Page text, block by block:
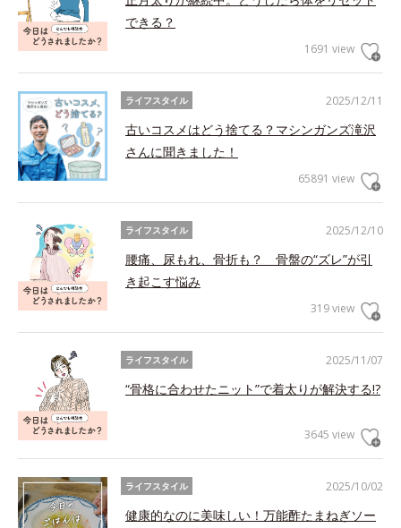
できる？
1691 view
2025/12/11
ライフスタイル
古いコスメはどう捨てる？マシンガンズ滝沢
さんに聞きました！
65891 view
2025/12/10
ライフスタイル
腰痛、尿もれ、骨折も？ 骨盤の“ズレ”が引
き起こす悩み
319 view
2025/11/07
ライフスタイル
“骨格に合わせたニット”で着太りが解決する!?
3645 view
2025/10/02
ライフスタイル
健康的なのに美味しい！万能酢たまねぎソー